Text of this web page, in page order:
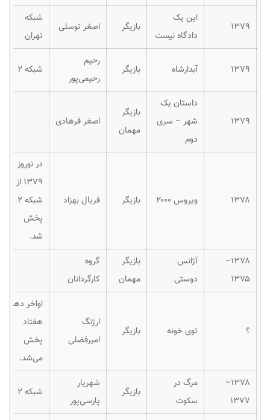
۱۳۷۹
این یک
دادگاه نیست
بازیگر اصغر توسلی
شبکه
تهران
۱۳۷۹ آبدارشاه بازیگر
رحیم
رحیمی‌پور
شبکه ۲
۱۳۷۹
داستان یک
شهر – سری
دوم
بازیگر
مهمان
اصغر فرهادی
۱۳۷۸ ویروس ۲۰۰۰ بازیگر فریال بهزاد
در نوروز
۱۳۷۹ از
شبکه ۲
پخش
شد.
۱۳۷۸–
۱۳۷۵
آژانس
دوستی
بازیگر
مهمان
گروه
کارگردانان
؟ توی خونه بازیگر
ارژنگ
امیرفضلی
اواخر دهه
هفتاد
پخش
می‌شد.
۱۳۷۸–
۱۳۷۷
مرگ در
سکوت
بازیگر
شهریار
پارسی‌پور
شبکه ۲